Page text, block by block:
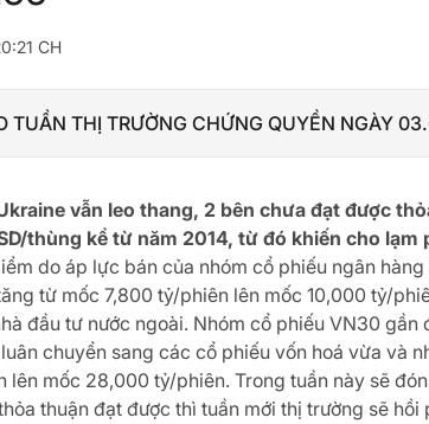
CH
TUẦN THỊ TRƯỜNG CHỨNG QUYỀN NGÀY
vẫn leo thang, 2 bên chưa đạt được
thùng kể từ năm 2014, từ đó khiến cho
do áp lực bán của nhóm cổ phiếu ngân
từ mốc 7,800 tỷ/phiên lên mốc 10,000 tỷ/
đầu tư nước ngoài. Nhóm cổ phiếu VN30
chuyển sang các cổ phiếu vốn hoá vừa và
lên mốc 28,000 tỷ/phiên. Trong tuần này sẽ
thuận đạt được thì tuần mới thị trường sẽ